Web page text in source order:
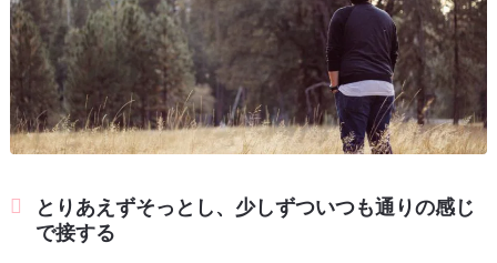
とりあえずそっとし、少しずついつも通りの感じ
で接する